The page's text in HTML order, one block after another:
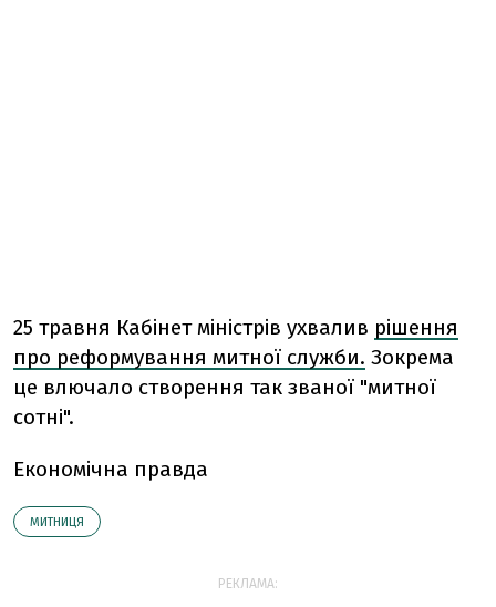
25 травня Кабінет міністрів ухвалив рішення
про реформування митної служби. Зокрема
це влючало створення так званої "митної
сотні".
Економічна правда
МИТНИЦЯ
РЕКЛАМА: